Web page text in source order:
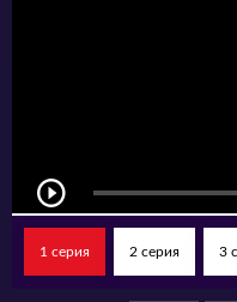
1 серия 2 серия 3